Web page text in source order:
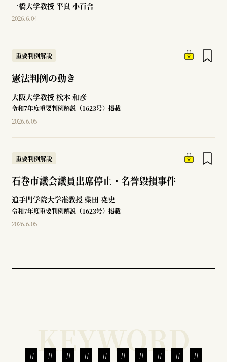
一橋大学教授 平良 小百合
2026.6.04
重要判例解説
憲法判例の動き
大阪大学教授 松本 和彦
令和7年度重要判例解説（1623号）掲載
2026.6.05
重要判例解説
石巻市議会議員出席停止・名誉毀損事件
追手門学院大学准教授 柴田 尭史
令和7年度重要判例解説（1623号）掲載
2026.6.05